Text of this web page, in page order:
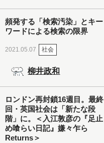
頻発する「検索汚染」とキー
ワードによる検索の限界
2021.05.07 社会
柳井政和
ロンドン再封鎖16週目。最終
回・英国社会は「新たな段
階」に。＜入江敦彦の『足止
め喰らい日記』嫌々乍ら
Returns＞